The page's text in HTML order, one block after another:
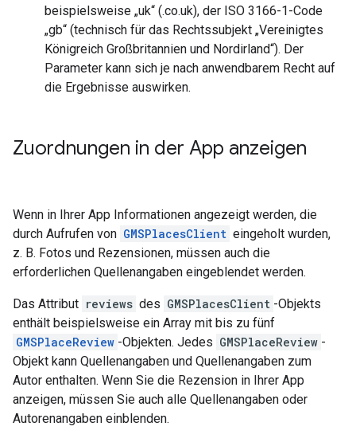
beispielsweise „uk“ (.co.uk), der ISO 3166-1-Code
„gb“ (technisch für das Rechtssubjekt „Vereinigtes
Königreich Großbritannien und Nordirland“). Der
Parameter kann sich je nach anwendbarem Recht auf
die Ergebnisse auswirken.
Zuordnungen in der App anzeigen
Wenn in Ihrer App Informationen angezeigt werden, die
durch Aufrufen von GMSPlacesClient eingeholt wurden,
z. B. Fotos und Rezensionen, müssen auch die
erforderlichen Quellenangaben eingeblendet werden.
Das Attribut reviews des GMSPlacesClient -Objekts
enthält beispielsweise ein Array mit bis zu fünf
GMSPlaceReview -Objekten. Jedes GMSPlaceReview -
Objekt kann Quellenangaben und Quellenangaben zum
Autor enthalten. Wenn Sie die Rezension in Ihrer App
anzeigen, müssen Sie auch alle Quellenangaben oder
Autorenangaben einblenden.